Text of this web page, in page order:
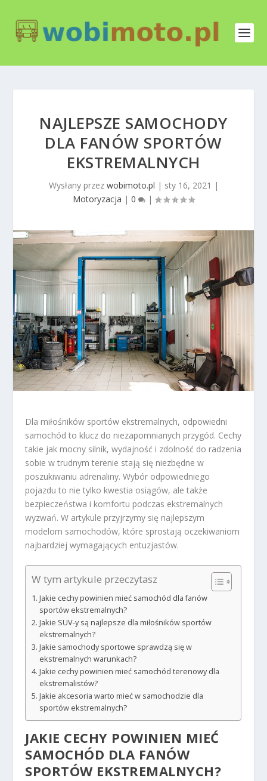
NAJLEPSZE SAMOCHODY
DLA FANÓW SPORTÓW
EKSTREMALNYCH
Wysłany przez wobimoto.pl | sty 16, 2021 |
Motoryzacja | 0 |
Dla miłośników sportów ekstremalnych, odpowiedni
samochód to klucz do niezapomnianych przygód. Cechy
takie jak mocny silnik, wydajność i zdolność do radzenia
sobie w trudnym terenie stają się niezbędne w
poszukiwaniu adrenaliny. Wybór odpowiedniego
pojazdu to nie tylko kwestia osiągów, ale także
bezpieczeństwa i komfortu podczas ekstremalnych
wyzwań. W artykule przyjrzymy się najlepszym
modelom samochodów, które sprostają oczekiwaniom
najbardziej wymagających entuzjastów.
W tym artykule przeczytasz
Jakie cechy powinien mieć samochód dla fanów
sportów ekstremalnych?
Jakie SUV-y są najlepsze dla miłośników sportów
ekstremalnych?
Jakie samochody sportowe sprawdzą się w
ekstremalnych warunkach?
Jakie cechy powinien mieć samochód terenowy dla
ekstremalistów?
Jakie akcesoria warto mieć w samochodzie dla
sportów ekstremalnych?
JAKIE CECHY POWINIEN MIEĆ
SAMOCHÓD DLA FANÓW
SPORTÓW EKSTREMALNYCH?